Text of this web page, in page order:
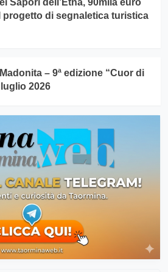
Sapori dell’Etna, 90mila euro
progetto di segnaletica turistica
– 9ª edizione “Cuor di
2026